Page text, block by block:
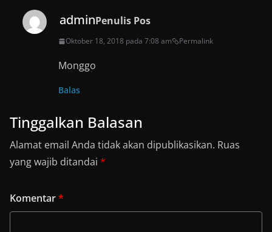
adminPenulis Pos
Oktober 18, 2018 pada 7:08 am Permalink
Monggo
Balas
Tinggalkan Balasan
Alamat email Anda tidak akan dipublikasikan. Ruas
yang wajib ditandai *
Komentar*